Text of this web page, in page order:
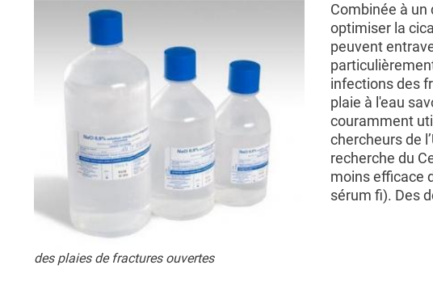
Combinée à
optimiser la
peuvent
infections des
plaie à l'eau
couramment
chercheurs de
recherche du
moins efficace
sérum fi). Des
des plaies de fractures ouvertes